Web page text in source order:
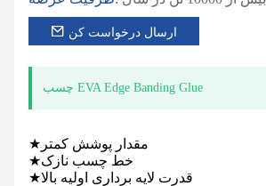
ارسال درخواست کن
چسب EVA Edge Banding Glue
★مقدار پوشش کمتر
★خط چسب نازک
★قدرت لایه برداری اولیه بالا